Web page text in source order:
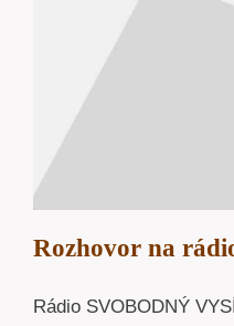
Rozhovor na
Rádio SVOBODNÝ